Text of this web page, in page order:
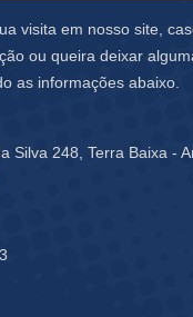
visita em nosso site,
ou queira deixar
as informações abaixo.
Silva 248, Terra Baixa -